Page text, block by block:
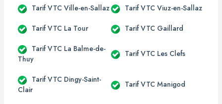
Tarif VTC Ville-en-Sallaz Tarif VTC Viuz-en-Sallaz
Tarif VTC La Tour Tarif VTC Gaillard
Tarif VTC La Balme-de-
Thuy
Tarif VTC Les Clefs
Tarif VTC Dingy-Saint-
Clair
Tarif VTC Manigod